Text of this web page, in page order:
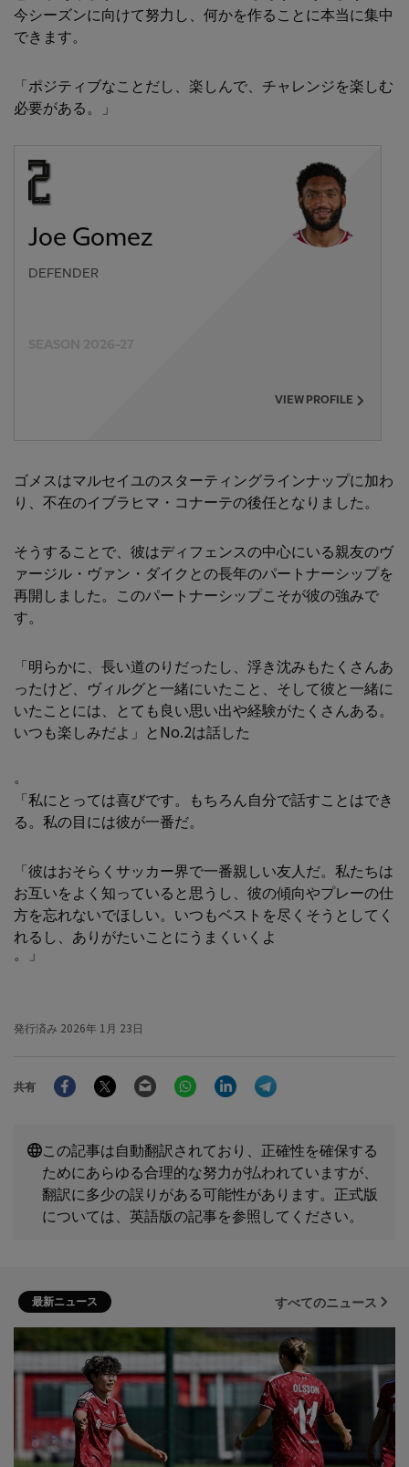
今シーズンに向けて努力し、何かを作ることに本当に集中
できます。
「ポジティブなことだし、楽しんで、チャレンジを楽しむ
必要がある。」
Joe Gomez
DEFENDER
VIEW PROFILE
ゴメスはマルセイユのスターティングラインナップに加わ
り、不在のイブラヒマ・コナーテの後任となりました。
そうすることで、彼はディフェンスの中心にいる親友のヴ
ァージル・ヴァン・ダイクとの長年のパートナーシップを
再開しました。このパートナーシップこそが彼の強みで
す。
「明らかに、長い道のりだったし、浮き沈みもたくさんあ
ったけど、ヴィルグと一緒にいたこと、そして彼と一緒に
いたことには、とても良い思い出や経験がたくさんある。
いつも楽しみだよ」とNo.2は話した
。
「私にとっては喜びです。もちろん自分で話すことはでき
る。私の目には彼が一番だ。
「彼はおそらくサッカー界で一番親しい友人だ。私たちは
お互いをよく知っていると思うし、彼の傾向やプレーの仕
方を忘れないでほしい。いつもベストを尽くそうとしてく
れるし、ありがたいことにうまくいくよ
。」
発行済み 2026年 1月 23日
共有
FacebookTwitter Email WhatsAppLinkedIn
この記事は自動翻訳されており、正確性を確保する
ためにあらゆる合理的な努力が払われていますが、
翻訳に多少の誤りがある可能性があります。正式版
については、英語版の記事を参照してください。
最新ニュース すべてのニュース